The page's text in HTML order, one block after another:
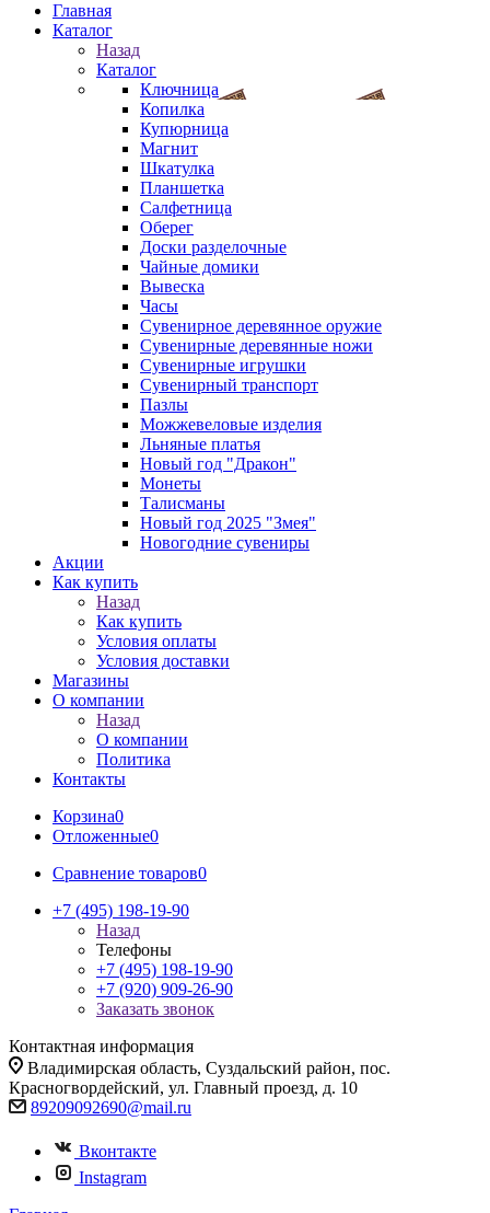
Главная
Каталог
Назад
Каталог
Ключница
Копилка
Купюрница
Магнит
Шкатулка
Планшетка
Салфетница
Оберег
Доски разделочные
Чайные домики
Вывеска
Часы
Сувенирное деревянное оружие
Сувенирные деревянные ножи
Сувенирные игрушки
Сувенирный транспорт
Пазлы
Можжевеловые изделия
Льняные платья
Новый год "Дракон"
Монеты
Талисманы
Новый год 2025 "Змея"
Новогодние сувениры
Акции
Как купить
Назад
Как купить
Условия оплаты
Условия доставки
Магазины
О компании
Назад
О компании
Политика
Контакты
Корзина0
Отложенные0
Сравнение товаров0
+7 (495) 198-19-90
Назад
Телефоны
+7 (495) 198-19-90
+7 (920) 909-26-90
Заказать звонок
Контактная информация
Владимирская область, Суздальский район, пос.
Красногвордейский, ул. Главный проезд, д. 10
89209092690@mail.ru
Вконтакте
Instagram